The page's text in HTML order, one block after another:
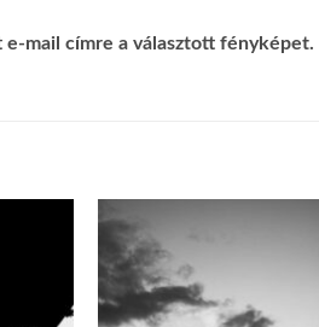
e-mail címre a választott fényképet.